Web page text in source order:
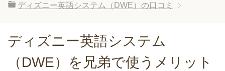
ディズニー英語システム（DWE）の口コミ
ディズニー英語システム
（DWE）を兄弟で使うメリット